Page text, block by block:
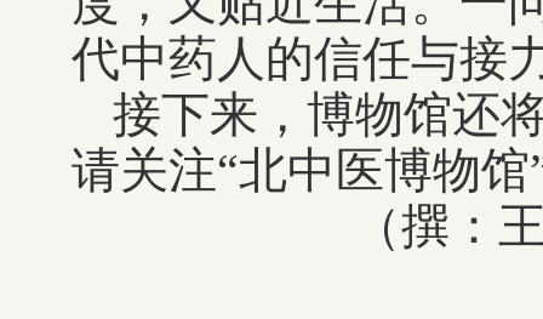
代中药人的信任与接
接下来，博物馆还
请关注“北中医博物
（撰：